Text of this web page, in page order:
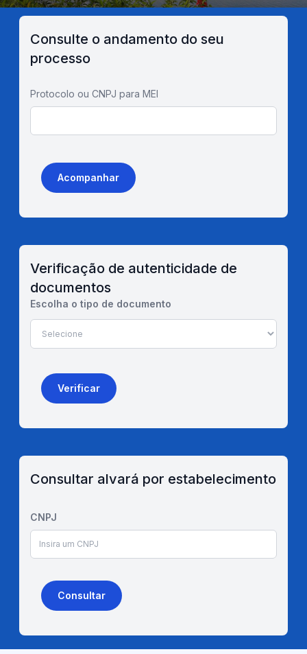
Consulte o andamento do seu
processo
Protocolo ou CNPJ para MEI
Acompanhar
Verificação de autenticidade de
documentos
Escolha o tipo de documento
Verificar
Consultar alvará por estabelecimento
CNPJ
Consultar